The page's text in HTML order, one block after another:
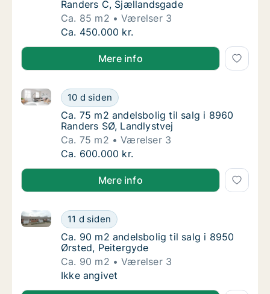
Randers C, Sjællandsgade
Ca. 85 m2
Værelser 3
Ca. 85 m2 andelsbolig til salg i 8900
Ca. 450.000 kr.
Mere info
Ca. 75 m2 andelsbolig til salg i 8960
10 d siden
Ca. 75 m2 andelsbolig til salg i 8960 Randers SØ,
Ca. 75 m2 andelsbolig til salg i 8960
Ca. 75 m2 andelsbolig til salg i 8960
Randers SØ, Landlystvej
Ca. 75 m2
Værelser 3
Ca. 75 m2 andelsbolig til salg i 8960
Ca. 600.000 kr.
Mere info
Ca. 90 m2 andelsbolig til salg i 8950
11 d siden
Ca. 90 m2 andelsbolig til salg i 8950 Ørsted,
Ca. 90 m2 andelsbolig til salg i 8950
Ca. 90 m2 andelsbolig til salg i 8950
Ørsted, Peitergyde
Ca. 90 m2
Værelser 3
Ca. 90 m2 andelsbolig til salg i 8950
Ikke angivet